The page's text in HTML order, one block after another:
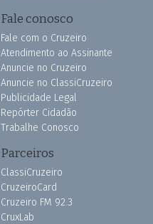
Fale conosco
Fale com o Cruzeiro
Atendimento ao Assinante
Anuncie no Cruzeiro
Anuncie no ClassiCruzeiro
Publicidade Legal
Repórter Cidadão
Trabalhe Conosco
Parceiros
ClassiCruzeiro
CruzeiroCard
Cruzeiro FM 92.3
CruxLab